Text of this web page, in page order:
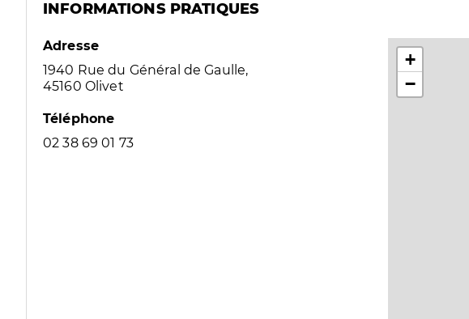
INFORMATIONS PRATIQUES
Adresse
1940 Rue du Général de Gaulle,
45160 Olivet
Téléphone
02 38 69 01 73
+
−